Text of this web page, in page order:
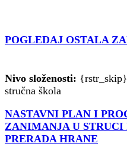
POGLEDAJ OSTALA
Nivo složenosti:
stručna škola
NASTAVNI PLAN I
ZANIMANJA U
PRERADA HRANE